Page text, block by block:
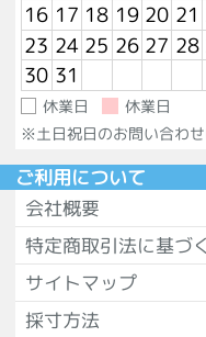
16 17 18 19 20 21
23 24 25 26 27 28
30 31
休業日
休業日
※土日祝日のお問い合わせ
ご利用について
会社概要
特定商取引法に基づ
サイトマップ
採寸方法